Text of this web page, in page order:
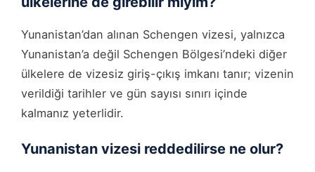
Yunanistan’dan alınan Schengen vizesi, yalnızca
Yunanistan’a değil Schengen Bölgesi’ndeki diğer
ülkelere de vizesiz giriş-çıkış imkanı tanır; vizenin
verildiği tarihler ve gün sayısı sınırı içinde
kalmanız yeterlidir.
Yunanistan vizesi reddedilirse ne olur?